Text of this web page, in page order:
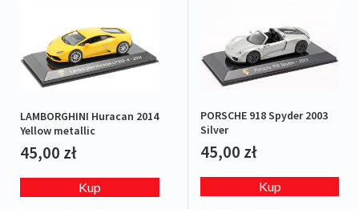
LAMBORGHINI Huracan 2014
Yellow metallic
45,00 zł
Kup
PORSCHE 918 Spyder 2003
Silver
45,00 zł
Kup